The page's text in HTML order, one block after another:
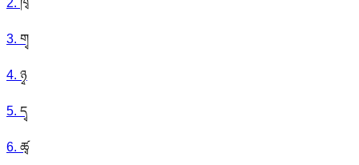
3. གྭ
4. ཉྭ
5. དྭ
6. ཚྭ